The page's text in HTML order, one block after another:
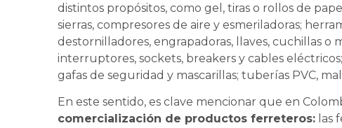
distintos propósitos, como gel, tiras o rollos de
sierras, compresores de aire y esmeriladoras;
destornilladores, engrapadoras, llaves, cuchillas
interruptores, sockets, breakers y cables
gafas de seguridad y mascarillas; tuberías PVC,
En este sentido, es clave mencionar que en
comercialización de productos ferreteros: las